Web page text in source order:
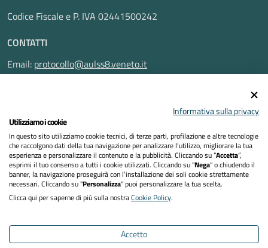
Codice Fiscale e P. IVA 02441500242
CONTATTI
Email: protocollo@aulss8.veneto.it
Pec:protocollo.aulss8@pecveneto.it
Privacy Policy
Dichiarazione di accessibilità
Informativa sulla privacy
Utilizziamo i cookie
In questo sito utilizziamo cookie tecnici, di terze parti, profilazione e altre tecnologie
che raccolgono dati della tua navigazione per analizzare l’utilizzo, migliorare la tua
esperienza e personalizzare il contenuto e la pubblicità. Cliccando su “Accetta”,
esprimi il tuo consenso a tutti i cookie utilizzati. Cliccando su "Nega" o chiudendo il
banner, la navigazione proseguirà con l’installazione dei soli cookie strettamente
necessari. Cliccando su "Personalizza" puoi personalizzare la tua scelta.
Clicca qui per saperne di più sulla nostraCookie Policy.
Accetto